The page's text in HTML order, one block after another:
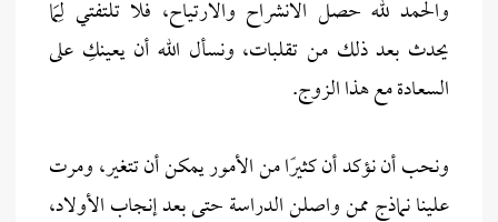
والحمد لله حصل الانشراح والارتياح، فلا تلتفتي لِمَا
يحدث بعد ذلك من تقلبات، ونسأل الله أن يعينكِ على
السعادة مع هذا الزوج.
ونحب أن نؤكد أن كثيرًا من الأمور يمكن أن تتغير، ومرت
علينا نماذج ممن واصلن الدراسة حتى بعد إنجاب الأولاد،